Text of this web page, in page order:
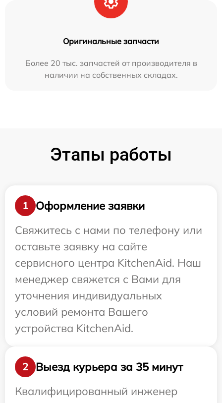
Оригинальные запчасти
Более 20 тыс. запчастей от производителя в
наличии на собственных складах.
Этапы работы
1
Оформление заявки
Свяжитесь с нами по телефону или
оставьте заявку на сайте
сервисного центра KitchenAid. Наш
менеджер свяжется с Вами для
уточнения индивидуальных
условий ремонта Вашего
устройства KitchenAid.
2
Выезд курьера за 35 минут
Квалифицированный инженер